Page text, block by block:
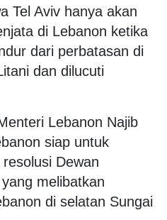
Tel Aviv hanya akan
di Lebanon ketika
dari perbatasan di
dan dilucuti
Lebanon Najib
siap untuk
Dewan
melibatkan
di selatan Sungai